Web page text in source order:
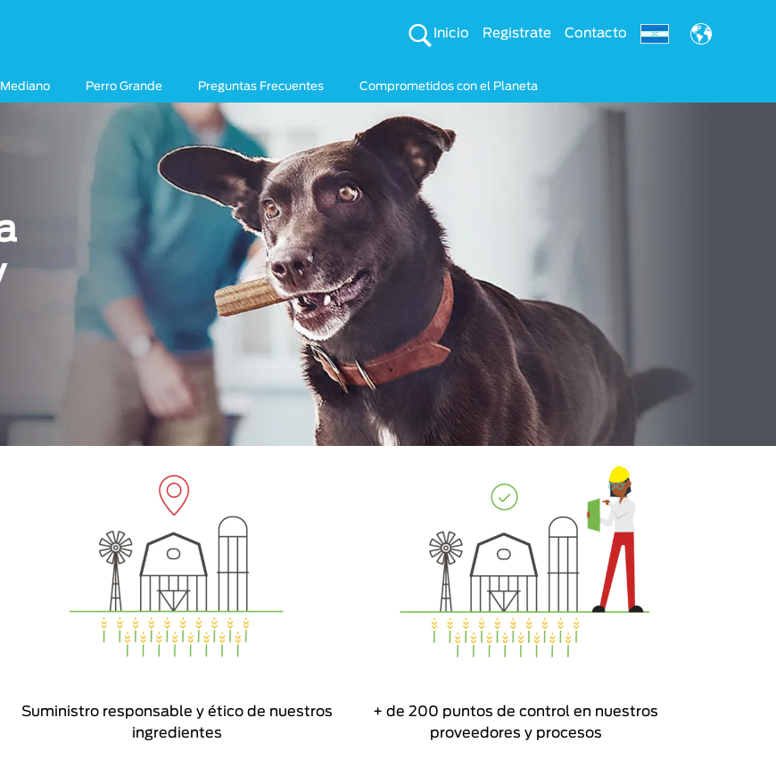
Inicio Registrate Contacto
Perro Grande Preguntas Frecuentes Comprometidos con el Planeta
Suministro responsable y ético de nuestros
ingredientes
+ de 200 puntos de control en nuestros
proveedores y procesos